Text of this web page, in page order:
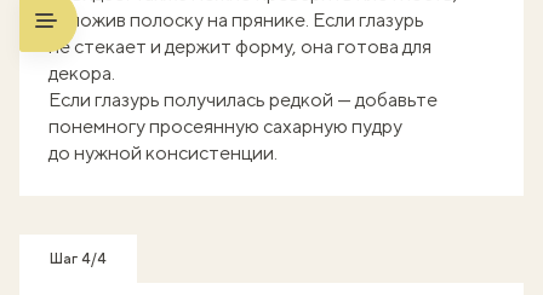
выложив полоску на прянике. Если глазурь
не стекает и держит форму, она готова для
декора.
Если глазурь получилась редкой — добавьте
понемногу просеянную сахарную пудру
до нужной консистенции.
Шаг 4/4